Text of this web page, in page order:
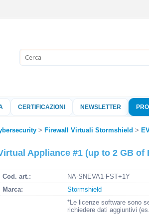
CERTIFICAZIONI NEWSLETTER
Firewall Virtuali Stormshield
Appliance #1 (up to 2 GB
Cod. art.:
NA-SNEVA1-FST+1Y
Marca:
Stormshield
*Le licenze software sono
richiedere dati aggiuntivi